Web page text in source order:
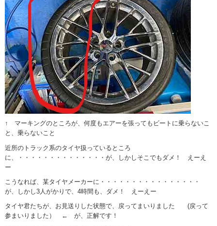
↑ マーキングのところが、何度もエアーを張ってもビートに乗らないこ
と、乗らないこと
近所のトラック系のタイヤ扱っているところ
に、・・・・・・・・・・・・・・が、しかしそこでもダメ！ えーえ
ー
こうなれば、某タイヤメーカーに・・・・・・・・・・・・・・・・
が、しかし3人がかりで、4時間も、ダメ！ えーえー
タイヤ君たちが、お見送りした状態で、戻ってまいりました (戻って
参まいりました） ← が、正解です！